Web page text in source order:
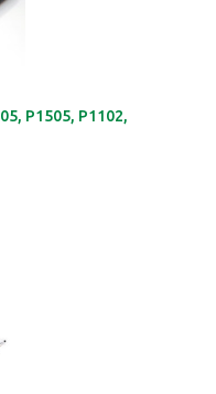
P1505, P1102,